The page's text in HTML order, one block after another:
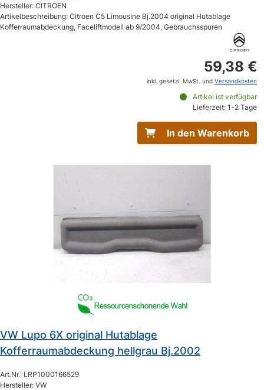
Hersteller: CITROEN
Artikelbeschreibung: Citroen C5 Limousine Bj.2004 original Hutablage
Kofferraumabdeckung, Faceliftmodell ab 9/2004, Gebrauchsspuren
59,38 €
inkl. gesetzl. MwSt. und Versandkosten
Artikel ist verfügbar
Lieferzeit: 1-2 Tage
In den Warenkorb
VW Lupo 6X original Hutablage
Kofferraumabdeckung hellgrau Bj.2002
Art.Nr.: LRP1000166529
Hersteller: VW